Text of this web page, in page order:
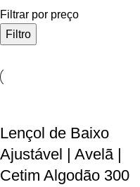
Filtrar por preço
Filtro
Lençol de Baixo
Ajustável | Avelã |
Cetim Algodão 300